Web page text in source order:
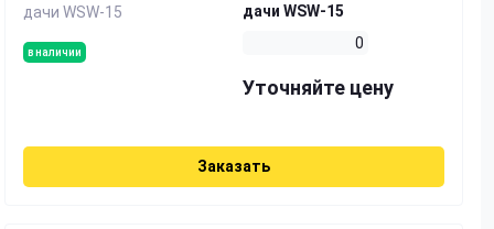
в наличии
дачи WSW-15
0
Уточняйте цену
Заказать